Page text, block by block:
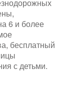
6 и более
бесплатный
с детьми.